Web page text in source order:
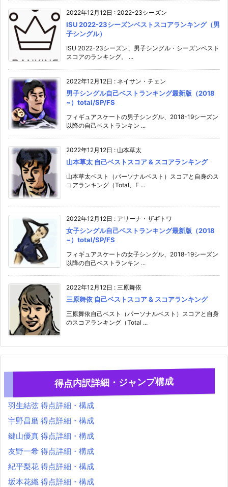
2022年12月12日 : 2022-23シーズン
ISU 2022-23シーズンベストスコアランキング（男
子シングル）
ISU 2022-23シーズン、男子シングル・シーズンベスト
スコアのランキング。 ...
2022年12月12日 : ネイサン・チェン
男子シングル自己ベストランキング最新版（2018
~）total/SP/FS
フィギュアスケートの男子シングル、2018-19シーズン
以降の自己ベストランキン ...
2022年12月12日 : 山本草太
山本草太 自己ベストスコア & スコアランキング
山本草太ベスト（パーソナルベスト）スコアと自身のス
コアランキング（Total、F ...
2022年12月12日 : アリーナ・ザギトワ
女子シングル自己ベストランキング最新版（2018
~）total/SP/FS
フィギュアスケートの女子シングル、2018-19シーズン
以降の自己ベストランキン ...
2022年12月12日 : 三原舞依
三原舞依 自己ベストスコア & スコアランキング
三原舞依自己ベスト（パーソナルベスト）スコアと自身
のスコアランキング（Total ...
得点内訳詳細・ジャンプ構成
羽生結弦 得点詳細・構成
宇野昌磨 得点詳細・構成
鍵山優真 得点詳細・構成
友野一希 得点詳細・構成
紀平梨花 得点詳細・構成
坂本花織 得点詳細・構成